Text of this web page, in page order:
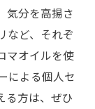
気分を高揚さ
など、それぞ
マオイルを使
による個人セ
る方は、ぜひ